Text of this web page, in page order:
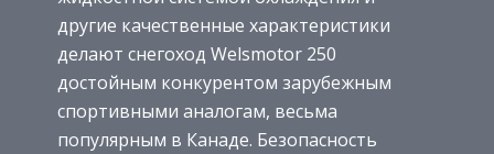
другие качественные характеристики
делают снегоход Welsmotor 250
достойным конкурентом зарубежным
спортивными аналогам, весьма
популярным в Канаде. Безопасность